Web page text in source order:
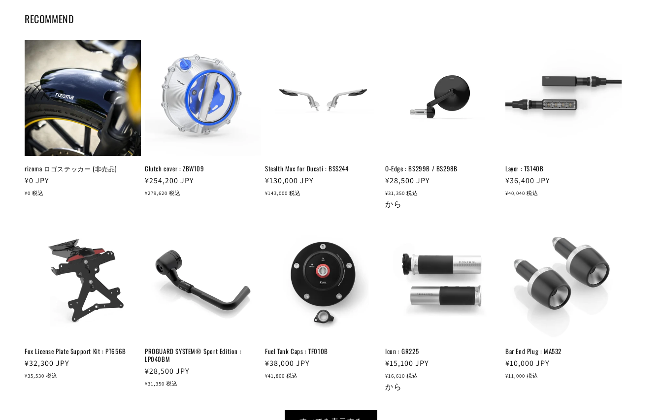
RECOMMEND
rizoma ロゴステッカー (非売品)
通
常
¥0 JPY
¥0 税込
Clutch cover : ZBW109
通
常
¥254,200 JPY
¥279,620 税込
Stealth Max for Ducati : BSS244
通
常
¥130,000 JPY
¥143,000 税込
O-Edge : BS299B / BS298B
通
常
価
¥28,500 JPY
¥31,350 税込
から
Layer : TS140B
通
常
¥36,400 JPY
¥40,040 税込
Fox License Plate Support Kit : PT656B
通
常
¥32,300 JPY
¥35,530 税込
PROGUARD SYSTEM® Sport Edition :
LP040BM
通
常
¥28,500 JPY
¥31,350 税込
Fuel Tank Caps : TF010B
通
常
¥38,000 JPY
¥41,800 税込
Icon : GR225
通
常
価
¥15,100 JPY
¥16,610 税込
から
Bar End Plug : MA532
通
常
¥10,000 JPY
¥11,000 税込